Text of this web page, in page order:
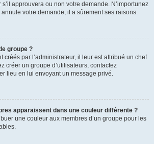
approuvera ou non votre demande. N’importunez
annule votre demande, il a sûrement ses raisons.
groupe ?
créés par l’administrateur, il leur est attribué un chef
créer un groupe d’utilisateurs, contactez
lieu en lui envoyant un message privé.
apparaissent dans une couleur différente ?
une couleur aux membres d’un groupe pour les